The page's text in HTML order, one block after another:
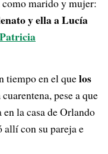
como marido y mujer:
y ella a Lucía
tiempo en el quelos
pese a que
la casa de Orlando
allí con su pareja e